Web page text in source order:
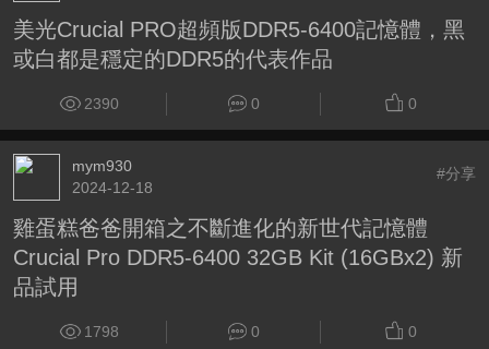
美光Crucial PRO超頻版DDR5-6400記憶體，黑
或白都是穩定的DDR5的代表作品
2390 0 0
mym930
2024-12-18
#分享
雞蛋糕爸爸開箱之不斷進化的新世代記憶體
Crucial Pro DDR5-6400 32GB Kit (16GBx2) 新
品試用
1798 0 0